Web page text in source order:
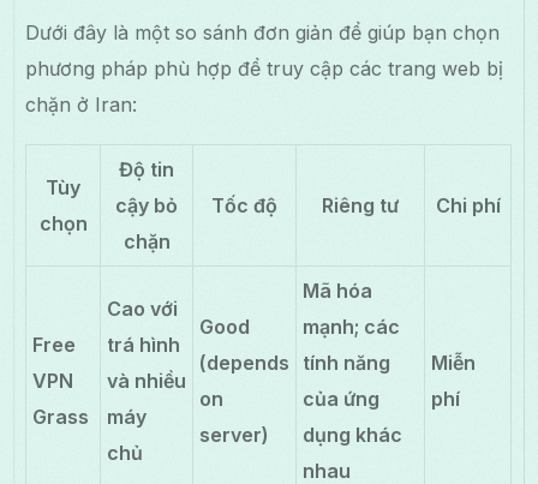
Dưới đây là một so sánh đơn giản để giúp bạn chọn
phương pháp phù hợp để truy cập các trang web bị
chặn ở Iran:
Tùy
chọn
Độ tin
cậy bỏ
chặn
Tốc độ Riêng tư Chi phí
Free
VPN
Grass
Cao với
trá hình
và nhiều
máy
chủ
Good
(depends
on
server)
Mã hóa
mạnh; các
tính năng
của ứng
dụng khác
nhau
Miễn
phí